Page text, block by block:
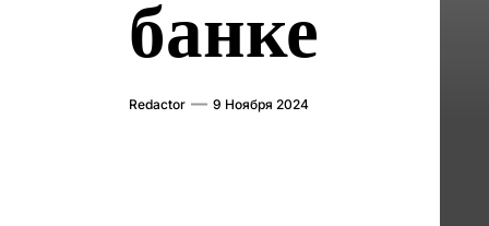
банке
Redactor 9 Ноября 2024